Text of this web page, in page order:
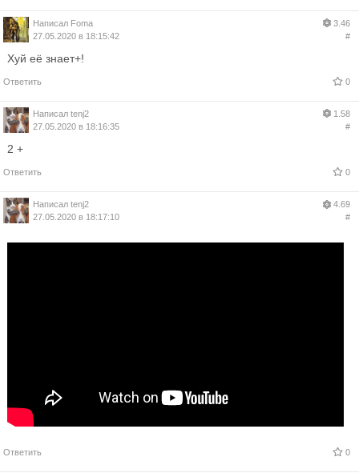
Написал Foma
27.05.2020 в 18:15:42
3.46
#
Хуй её знает+!
Ответить 0
Написал tenj2
27.05.2020 в 18:16:35
1.58
#
2 +
Ответить 0
Написал tenj2
27.05.2020 в 18:17:10
4.69
#
Ответить 0